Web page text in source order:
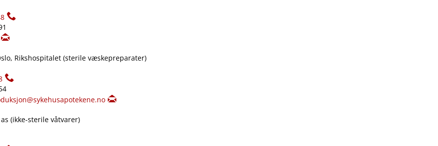
Rikshospitalet (sterile væskepreparater)
(ikke-sterile våtvarer)